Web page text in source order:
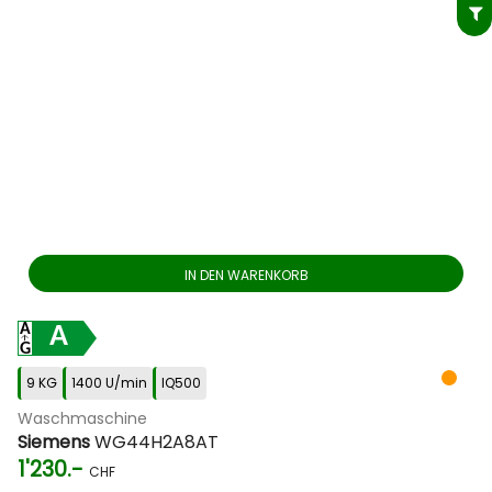
IN DEN WARENKORB
A
9 KG 1400 U/min IQ500
Waschmaschine
SiemensWG44H2A8AT
1'230.- CHF